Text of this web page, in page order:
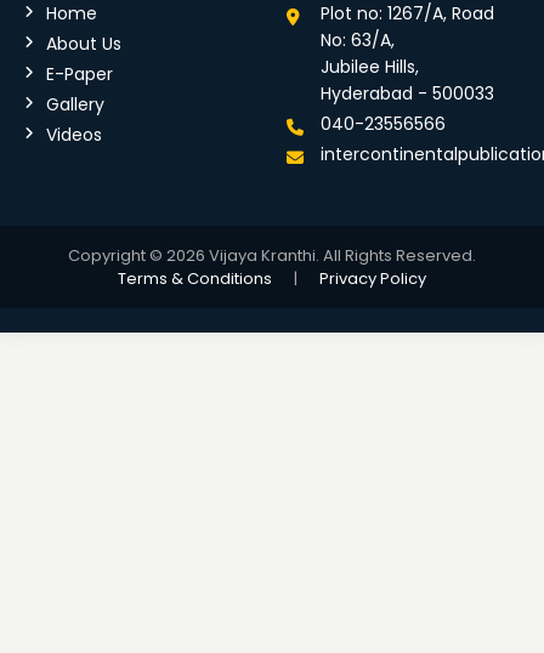
Home
About Us
E-Paper
Gallery
Videos
Plot no: 1267/A, Road
No: 63/A,
Jubilee Hills,
Hyderabad - 500033
040-23556566
Copyright © 2026 Vijaya Kranthi. All Rights Reserved.
Terms & Conditions
| Privacy Policy